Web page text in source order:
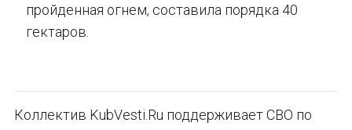
пройденная огнем, составила порядка 40
гектаров.
Коллектив KubVesti.Ru поддерживает СВО по